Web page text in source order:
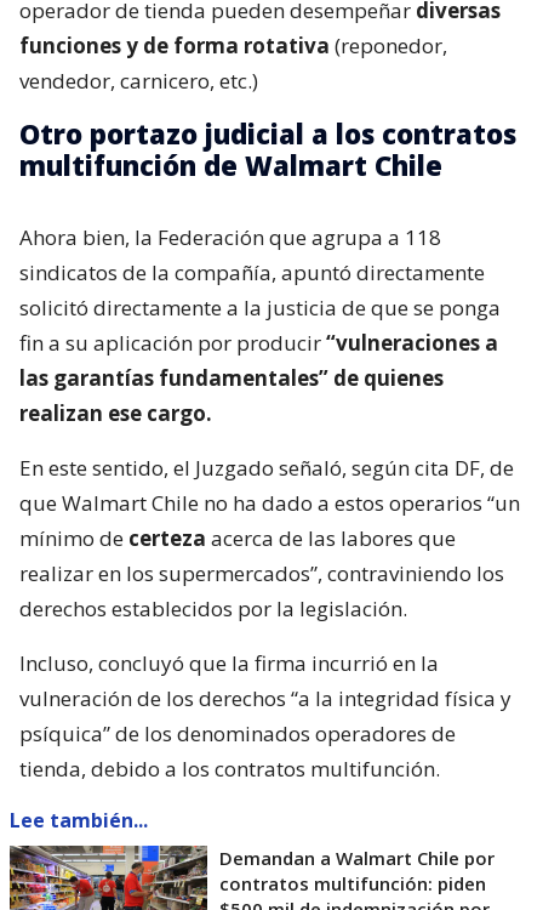
operador de tienda pueden desempeñar diversas
funciones y de forma rotativa (reponedor,
vendedor, carnicero, etc.)
Otro portazo judicial a los contratos
multifunción de Walmart Chile
Ahora bien, la Federación que agrupa a 118
sindicatos de la compañía, apuntó directamente
solicitó directamente a la justicia de que se ponga
fin a su aplicación por producir“vulneraciones a
las garantías fundamentales” de quienes
realizan ese cargo.
En este sentido, el Juzgado señaló, según cita DF, de
que Walmart Chile no ha dado a estos operarios “un
mínimo de certeza acerca de las labores que
realizar en los supermercados”, contraviniendo los
derechos establecidos por la legislación.
Incluso, concluyó que la firma incurrió en la
vulneración de los derechos “a la integridad física y
psíquica” de los denominados operadores de
tienda, debido a los contratos multifunción.
Lee también...
Demandan a Walmart Chile por
contratos multifunción: piden